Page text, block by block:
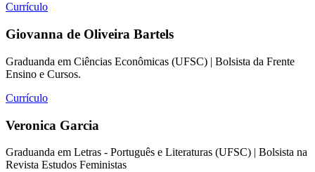
Currículo
Giovanna de Oliveira Bartels
Graduanda em Ciências Econômicas (UFSC) | Bolsista da Frente
Ensino e Cursos.
Currículo
Veronica Garcia
Graduanda em Letras - Português e Literaturas (UFSC) | Bolsista na
Revista Estudos Feministas